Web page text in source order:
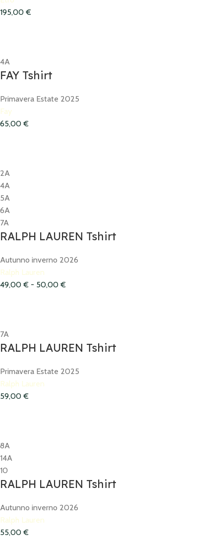
195,00 €
4A
FAY Tshirt
Primavera Estate 2025
Fay
65,00 €
2A
4A
5A
6A
7A
RALPH LAUREN Tshirt
Autunno inverno 2026
Ralph Lauren
49,00 € - 50,00 €
7A
RALPH LAUREN Tshirt
Primavera Estate 2025
Ralph Lauren
59,00 €
8A
14A
10
RALPH LAUREN Tshirt
Autunno inverno 2026
Ralph Lauren
55,00 €